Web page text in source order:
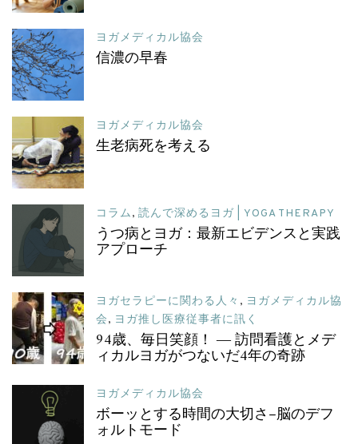
ヨガメディカル協会
信濃の早春
ヨガメディカル協会
生老病死を考える
コラム, 読んで深めるヨガ | YOGA THERAPY
うつ病とヨガ：最新エビデンスと実践
アプローチ
ヨガセラピーに関わる人々 , ヨガメディカル協
会, ヨガ推し医療従事者に訊く
94歳、毎日笑顔！ ― 訪問看護とメデ
ィカルヨガがつないだ4年の奇跡
ヨガメディカル協会
ボーッとする時間の大切さ–脳のデフ
ォルトモード